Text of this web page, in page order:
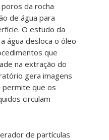
da rocha
de água para
O estudo da
água desloca o óleo
que
na extração do
gera imagens
permite que os
circulam
de partículas